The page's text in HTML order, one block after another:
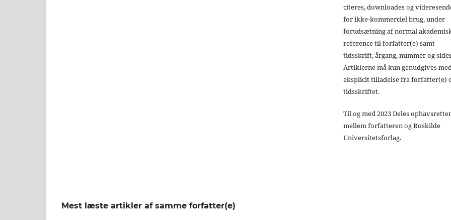
citeres, downloades og
for ikke-kommerciel brug, under
forudsætning af normal
reference til forfatter(e) samt
tidsskrift, årgang, nummer og
Artiklerne må kun genudgives
eksplicit tilladelse fra forfatter(e)
tidsskriftet.
Til og med 2023 Deles
mellem forfatteren og Roskilde
Universitetsforlag.
Mest læste artikler af samme forfatter(e)